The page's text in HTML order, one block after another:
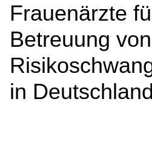
Frauenärzte
Betreuung von
in Deutschland